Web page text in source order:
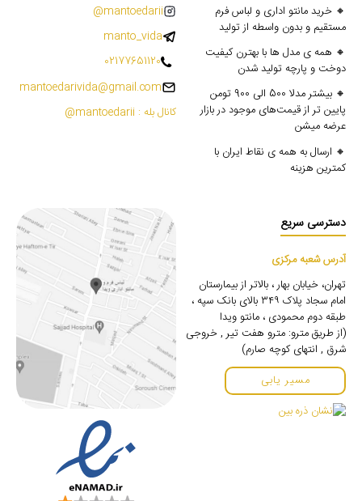
🔸 خرید مانتو اداری و لباس فرم
مستقیم و بدون واسطه از تولید
🔸 همه ی مدل ها با بهترن کیفیت
دوخت و پارچه تولید شدن
🔸 بیشتر مدلا 500 الی 900 تومن
پایین تر از قیمت‌های موجود در بازار
عرضه میشن
🔸 ارسال به همه ی نقاط ایران با
کمترین هزینه
mantoedarii@
manto_vida
02177651120
mantoedarivida@gmail.com
کانال بله : mantoedarii@
دسترسی سریع
آدرس شعبه مرکزی
تهران، خیابان بهار ، بالاتر از بیمارستان
امام سجاد پلاک ۳۴۹ بالای بانک سپه ،
طبقه دوم محمودی ، مانتو ویدا
(از طریق مترو: مترو هفت تیر , خروجی
شرق , انتهای کوچه صارم)
مسیر یابی